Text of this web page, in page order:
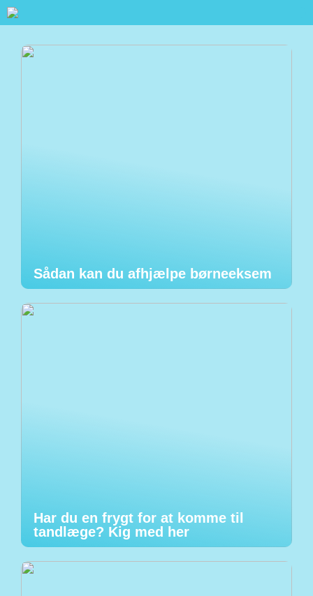
Sådan kan du afhjælpe børneeksem
Har du en frygt for at komme til
tandlæge? Kig med her